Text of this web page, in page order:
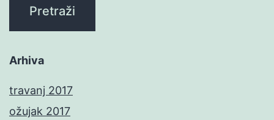
Arhiva
travanj 2017
ožujak 2017